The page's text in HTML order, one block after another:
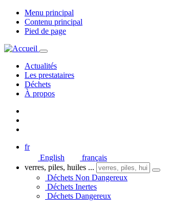
Menu principal
Contenu principal
Pied de page
Actualités
Les prestataires
Déchets
À propos
fr
English
français
verres, piles, huiles ...
Déchets Non Dangereux
Déchets Inertes
Déchets Dangereux